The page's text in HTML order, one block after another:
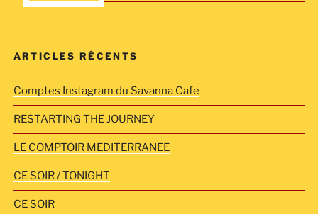
ARTICLES RÉCENTS
Comptes Instagram du Savanna Cafe
RESTARTING THE JOURNEY
LE COMPTOIR MEDITERRANEE
CE SOIR / TONIGHT
CE SOIR